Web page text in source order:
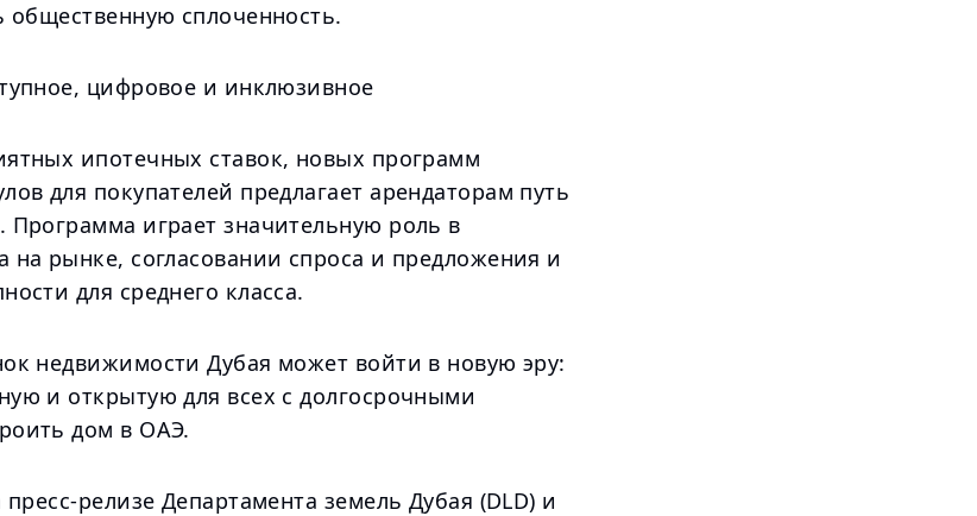
общественную сплоченность.
цифровое и инклюзивное
ипотечных ставок, новых программ
для покупателей предлагает арендаторам путь
играет значительную роль в
на рынке, согласовании спроса и предложения и
для среднего класса.
недвижимости Дубая может войти в новую эру:
и открытую для всех с долгосрочными
дом в ОАЭ.
релизе Департамента земель Дубая (DLD) и